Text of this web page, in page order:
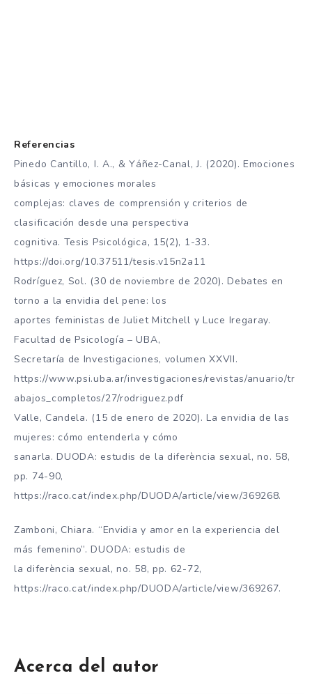
Referencias
Pinedo Cantillo, I. A., & Yáñez-Canal, J. (2020). Emociones
básicas y emociones morales
complejas: claves de comprensión y criterios de
clasificación desde una perspectiva
cognitiva. Tesis Psicológica, 15(2), 1-33.
https://doi.org/10.37511/tesis.v15n2a11
Rodríguez, Sol. (30 de noviembre de 2020). Debates en
torno a la envidia del pene: los
aportes feministas de Juliet Mitchell y Luce Iregaray.
Facultad de Psicología – UBA,
Secretaría de Investigaciones, volumen XXVII.
https://www.psi.uba.ar/investigaciones/revistas/anuario/tr
abajos_completos/27/rodriguez.pdf
Valle, Candela. (15 de enero de 2020). La envidia de las
mujeres: cómo entenderla y cómo
sanarla. DUODA: estudis de la diferència sexual, no. 58,
pp. 74-90,
https://raco.cat/index.php/DUODA/article/view/369268.
Zamboni, Chiara. “Envidia y amor en la experiencia del
más femenino”. DUODA: estudis de
la diferència sexual, no. 58, pp. 62-72,
https://raco.cat/index.php/DUODA/article/view/369267.
Acerca del autor